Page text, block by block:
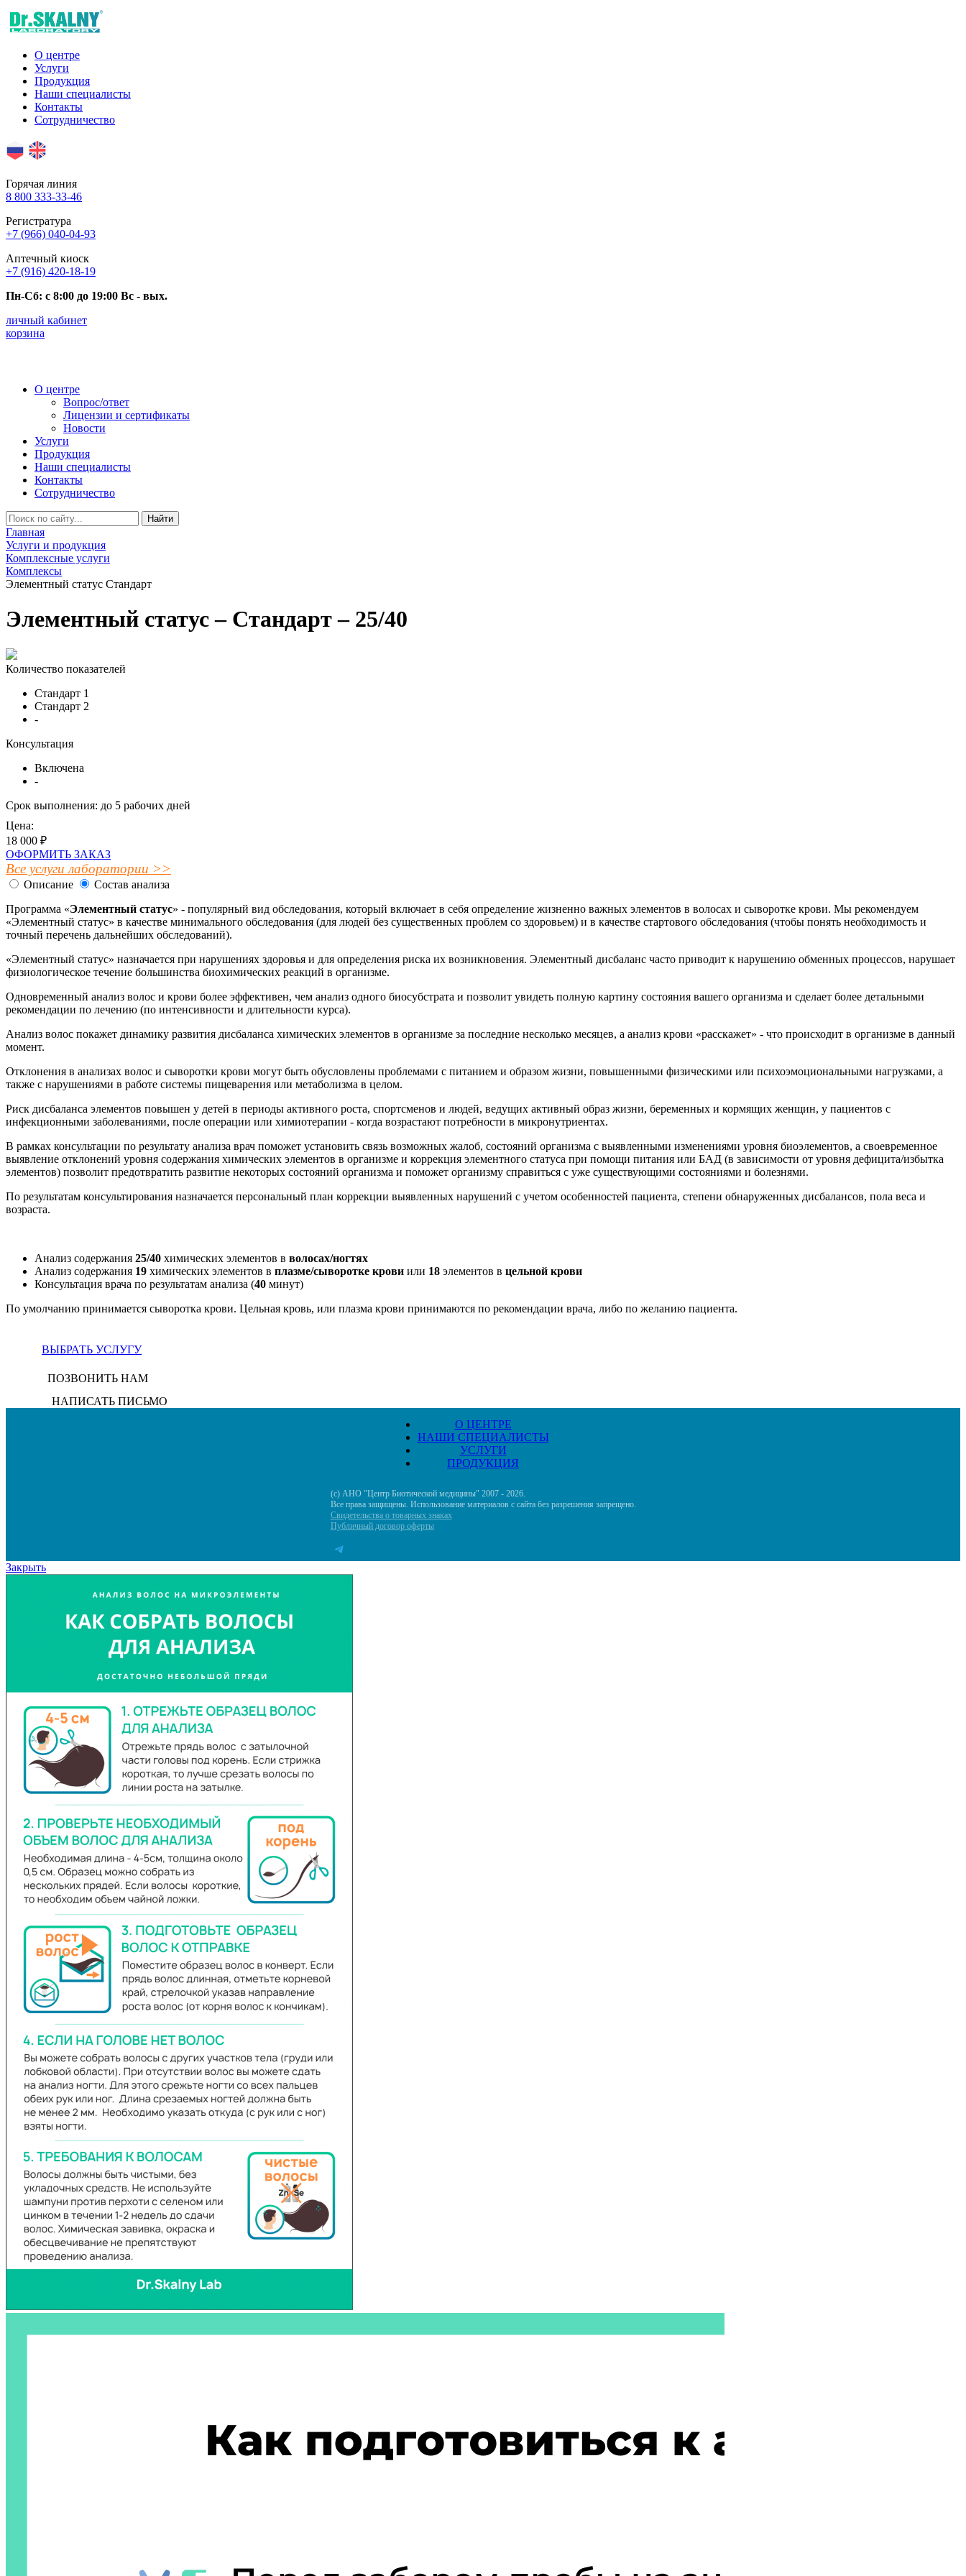
О центре
Услуги
Продукция
Наши специалисты
Контакты
Сотрудничество
Горячая линия
8 800 333-33-46
Регистратура
+7 (966) 040-04-93
Аптечный киоск
+7 (916) 420-18-19
Пн-Сб: c 8:00 до 19:00 Вс - вых.
личный кабинет
корзина
О центре
Вопрос/ответ
Лицензии и сертификаты
Новости
Услуги
Продукция
Наши специалисты
Контакты
Сотрудничество
Найти
Главная
Услуги и продукция
Комплексные услуги
Комплексы
Элементный статус Стандарт
Элементный статус – Стандарт – 25/40
Количество показателей
Стандарт 1
Стандарт 2
-
Консультация
Включена
-
Срок выполнения: до 5 рабочих дней
Цена:
18 000 ₽
ОФОРМИТЬ ЗАКАЗ
Все услуги лаборатории >>
Описание
Состав анализа
Программа «Элементный статус» - популярный вид обследования, который включает в себя определение жизненно важных элементов в волосах и сыворотке крови. Мы рекомендуем
«Элементный статус» в качестве минимального обследования (для людей без существенных проблем со здоровьем) и в качестве стартового обследования (чтобы понять необходимость и
точный перечень дальнейших обследований).
«Элементный статус» назначается при нарушениях здоровья и для определения риска их возникновения. Элементный дисбаланс часто приводит к нарушению обменных процессов, нарушает
физиологическое течение большинства биохимических реакций в организме.
Одновременный анализ волос и крови более эффективен, чем анализ одного биосубстрата и позволит увидеть полную картину состояния вашего организма и сделает более детальными
рекомендации по лечению (по интенсивности и длительности курса).
Анализ волос покажет динамику развития дисбаланса химических элементов в организме за последние несколько месяцев, а анализ крови «расскажет» - что происходит в организме в данный
момент.
Отклонения в анализах волос и сыворотки крови могут быть обусловлены проблемами с питанием и образом жизни, повышенными физическими или психоэмоциональными нагрузками, а
также с нарушениями в работе системы пищеварения или метаболизма в целом.
Риск дисбаланса элементов повышен у детей в периоды активного роста, спортсменов и людей, ведущих активный образ жизни, беременных и кормящих женщин, у пациентов с
инфекционными заболеваниями, после операции или химиотерапии - когда возрастают потребности в микронутриентах.
В рамках консультации по результату анализа врач поможет установить связь возможных жалоб, состояний организма с выявленными изменениями уровня биоэлементов, а своевременное
выявление отклонений уровня содержания химических элементов в организме и коррекция элементного статуса при помощи питания или БАД (в зависимости от уровня дефицита/избытка
элементов) позволит предотвратить развитие некоторых состояний организма и поможет организму справиться с уже существующими состояниями и болезнями.
По результатам консультирования назначается персональный план коррекции выявленных нарушений с учетом особенностей пациента, степени обнаруженных дисбалансов, пола веса и
возраста.
Анализ содержания 25/40 химических элементов в волосах/ногтях
Анализ содержания 19 химических элементов в плазме/сыворотке крови или 18 элементов в цельной крови
Консультация врача по результатам анализа (40 минут)
По умолчанию принимается сыворотка крови. Цельная кровь, или плазма крови принимаются по рекомендации врача, либо по желанию пациента.
ВЫБРАТЬ УСЛУГУ
ПОЗВОНИТЬ НАМ
НАПИСАТЬ ПИСЬМО
О ЦЕНТРЕ
НАШИ СПЕЦИАЛИСТЫ
УСЛУГИ
ПРОДУКЦИЯ
(с) АНО "Центр Биотической медицины" 2007 - 2026.
Все права защищены. Использование материалов с сайта без разрешения запрещено.
Свидетельства о товарных знаках
Публичный договор оферты
Закрыть